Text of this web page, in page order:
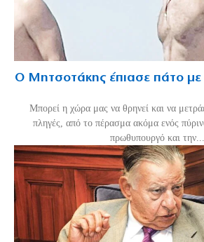
Ο Μητσοτάκης έπιασε πάτο
Mπορεί η χώρα μας να θρηνεί και να
πληγές, από το πέρασμα ακόμα ενός
πρωθυπουργό και την...